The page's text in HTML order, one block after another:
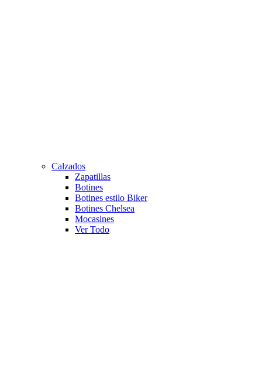
Calzados
Zapatillas
Botines
Botines estilo Biker
Botines Chelsea
Mocasines
Ver Todo